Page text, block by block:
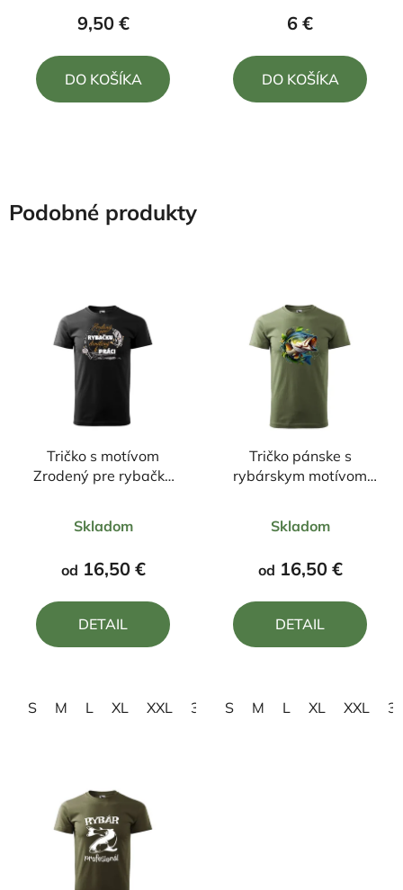
produktu
z
9,50 €
DO KOŠÍKA
produktu
z
6 €
DO KOŠÍKA
Podobné produkty
Tričko s motívom
Zrodený pre rybačku
hodnotenie
produktu
je
z
Skladom
od 16,50 €
DETAIL
S M L XL XXL 3XL 4XL
Tričko pánske s
rybárskym motívom
hodnotenie
produktu
je
z
Skladom
od 16,50 €
DETAIL
S M L XL XXL